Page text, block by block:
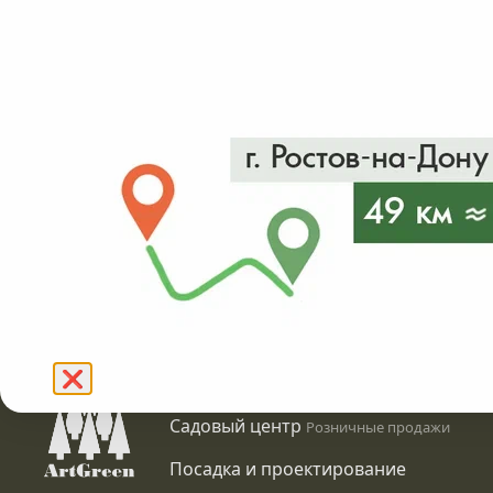
❌
от 2200₽ в
Подробнее
Садовый центр Розничные продажи
Посадка и проектирование